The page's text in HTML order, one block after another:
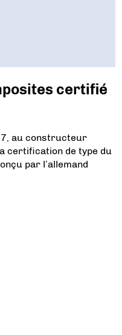
certifié
au constructeur
certification de type du
par l’allemand